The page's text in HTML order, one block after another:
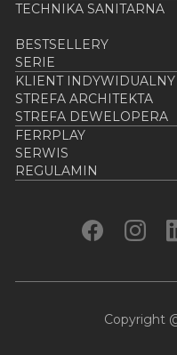
TECHNIKA SANITARNA
BESTSELLERY
SERIE
KLIENT INDYWIDUALNY
STREFA ARCHITEKTA
STREFA DEWELOPERA
FERRPLAY
SERWIS
REGULAMIN
Copyright